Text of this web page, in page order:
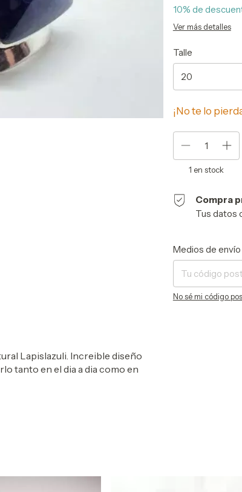
10% de
Ver más detalles
Talle
¡No te lo
1 en stock
Compra
Tus datos
Entregas para el CP:
Medios de envío
No sé mi código
Lapislazuli. Increible diseño
tanto en el dia a dia como en